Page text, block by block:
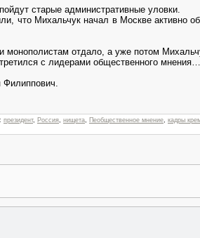
старые административные уловки.
что Михальчук начал в Москве активно
монополистам отдало, а уже потом
с лидерами общественного
: президент, Россия нищета Пеобщественное мнение кадры